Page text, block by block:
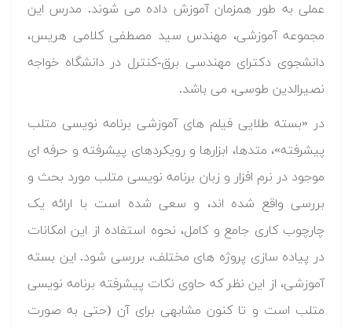
عملی به طور همزمان آموزش داده می شوند. مدرس این
مجموعه آموزشی، مهندس سید مصطفی کلامی هریس،
دانشجوی دکترای مهندسی برق-کنترل در دانشگاه خواجه
نصیرالدین طوسی، می باشد.
در «بسته طلایی فیلم های آموزشی برنامه نویسی متلب
پیشرفته»، متدها، ابزارها و رویکردهای پیشرفته و حرفه ای
موجود در نرم افزار و زبان برنامه نویسی متلب مورد بحث و
بررسی واقع شده اند، و سعی شده است با ارائه یک
چارچوب کاری جامع و کامل، نحوه استفاده از این امکانات
در پیاده سازی پروژه های مختلف، بررسی شود. این بسته
آموزشی، از این نظر که حاوی نکات پیشرفته برنامه نویسی
متلب است و تا کنون مشابهی برای آن (حتی به صورت